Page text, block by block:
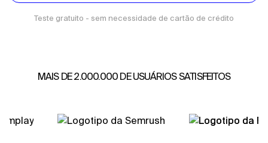
Teste gratuito - sem necessidade de cartão de crédito
MAIS DE 2.000.000 DE USUÁRIOS SATISFEITOS